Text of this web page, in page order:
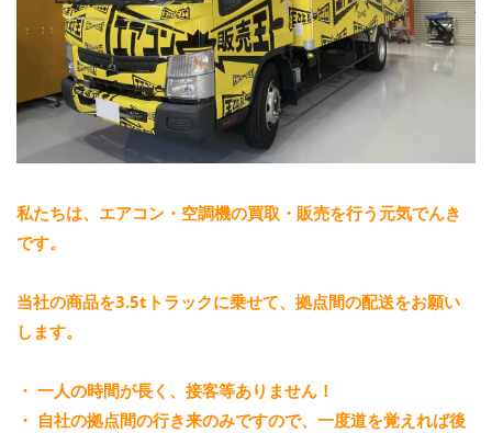
私たちは、エアコン・空調機の買取・販売を行う元気でんき
です。
当社の商品を3.5tトラックに乗せて、拠点間の配送をお願い
します。
・ 一人の時間が長く、接客等ありません！
・ 自社の拠点間の行き来のみですので、一度道を覚えれば後